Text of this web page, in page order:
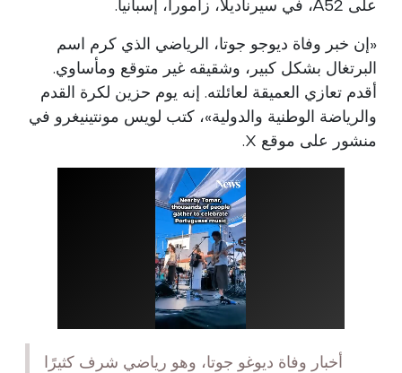
على A52، في سيرناديلا، زامورا، إسبانيا.
«إن خبر وفاة ديوجو جوتا، الرياضي الذي كرم اسم
البرتغال بشكل كبير، وشقيقه غير متوقع ومأساوي.
أقدم تعازي العميقة لعائلته. إنه يوم حزين لكرة القدم
والرياضة الوطنية والدولية»، كتب لويس مونتينيغرو في
منشور على موقع X.
أخبار وفاة ديوغو جوتا، وهو رياضي شرف كثيرًا